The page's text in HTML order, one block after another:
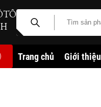
Trang chủ Giới thiệu